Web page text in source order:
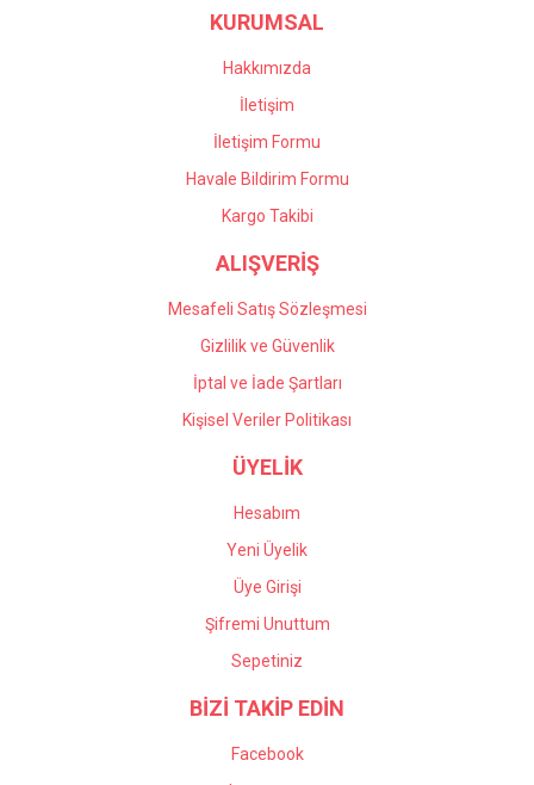
KURUMSAL
Hakkımızda
İletişim
İletişim Formu
Havale Bildirim Formu
Kargo Takibi
ALIŞVERİŞ
Mesafeli Satış Sözleşmesi
Gizlilik ve Güvenlik
İptal ve İade Şartları
Kişisel Veriler Politikası
ÜYELİK
Hesabım
Yeni Üyelik
Üye Girişi
Şifremi Unuttum
Sepetiniz
BİZİ TAKİP EDİN
Facebook